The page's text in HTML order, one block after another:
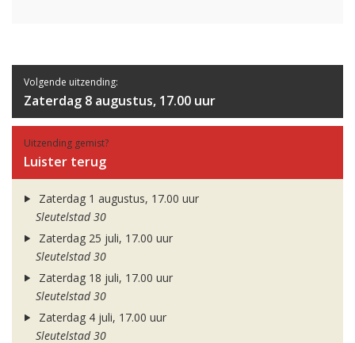
Volgende uitzending:
Zaterdag 8 augustus, 17.00 uur
Uitzending gemist?
Luister terug
Zaterdag 1 augustus, 17.00 uur
Sleutelstad 30
Zaterdag 25 juli, 17.00 uur
Sleutelstad 30
Zaterdag 18 juli, 17.00 uur
Sleutelstad 30
Zaterdag 4 juli, 17.00 uur
Sleutelstad 30